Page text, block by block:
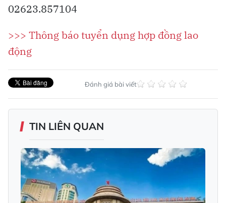
02623.857104
>>> Thông báo tuyển dụng hợp đồng lao
động
Đánh giá bài viết
TIN LIÊN QUAN